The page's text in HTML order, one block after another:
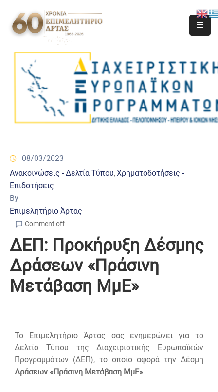
08/03/2023
Ανακοινώσεις - Δελτία Τύπου‚ Χρηματοδοτήσεις -
Επιδοτήσεις
By
Επιμελητήριο Άρτας
Comment off
ΔΕΠ: Προκήρυξη Δέσμης
Δράσεων «Πράσινη
Μετάβαση ΜμΕ»
Το Επιμελητήριο Άρτας σας ενημερώνει για το
Δελτίο Τύπου της Διαχειριστικής Ευρωπαϊκών
Προγραμμάτων (ΔΕΠ), το οποίο αφορά την Δέσμη
Δράσεων «Πράσινη Μετάβαση ΜμΕ»